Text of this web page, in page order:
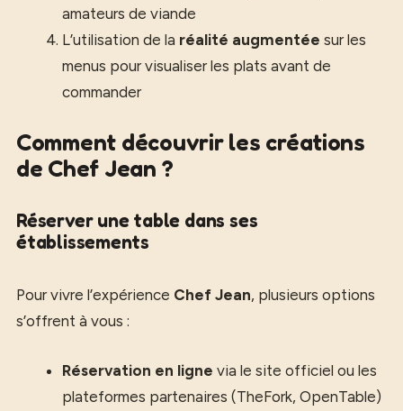
amateurs de viande
L’utilisation de la réalité augmentée sur les
menus pour visualiser les plats avant de
commander
Comment découvrir les créations
de Chef Jean ?
Réserver une table dans ses
établissements
Pour vivre l’expérience Chef Jean, plusieurs options
s’offrent à vous :
Réservation en ligne via le site officiel ou les
plateformes partenaires (TheFork, OpenTable)